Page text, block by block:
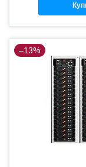
–13%